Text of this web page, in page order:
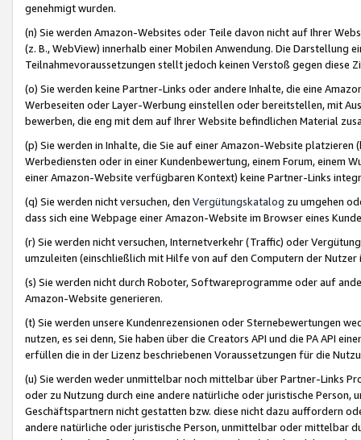
genehmigt wurden.
(n) Sie werden Amazon-Websites oder Teile davon nicht auf Ihrer
(z. B., WebView) innerhalb einer Mobilen Anwendung. Die Darstellung
Teilnahmevoraussetzungen stellt jedoch keinen Verstoß gegen diese
(o) Sie werden keine Partner-Links oder andere Inhalte, die eine
Werbeseiten oder Layer-Werbung einstellen oder bereitstellen, mit
bewerben, die eng mit dem auf Ihrer Website befindlichen Material
(p) Sie werden in Inhalte, die Sie auf einer Amazon-Website
Werbediensten oder in einer Kundenbewertung, einem Forum, einem
einer Amazon-Website verfügbaren Kontext) keine Partner-Links
(q) Sie werden nicht versuchen, den Vergütungskatalog zu umgehen
dass sich eine Webpage einer Amazon-Website im Browser eines
(r) Sie werden nicht versuchen, Internetverkehr (Traffic) oder
umzuleiten (einschließlich mit Hilfe von auf den Computern der
(s) Sie werden nicht durch Roboter, Softwareprogramme oder auf
Amazon-Website generieren.
(t) Sie werden unsere Kundenrezensionen oder Sternebewertungen
nutzen, es sei denn, Sie haben über die Creators API und die PA API
erfüllen die in der Lizenz beschriebenen Voraussetzungen für die
(u) Sie werden weder unmittelbar noch mittelbar über Partner-Links
oder zu Nutzung durch eine andere natürliche oder juristische
Geschäftspartnern nicht gestatten bzw. diese nicht dazu auffordern
andere natürliche oder juristische Person, unmittelbar oder mittelbar